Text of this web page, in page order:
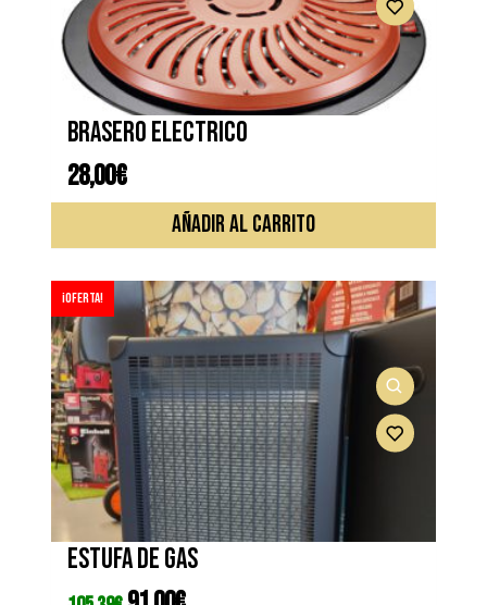
Brasero electrico
28,00€
AÑADIR AL CARRITO
¡Oferta!
Estufa de gas
El El